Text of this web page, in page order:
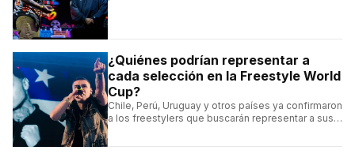
¿Quiénes podrían representar a
cada selección en la Freestyle World
Cup?
Chile, Perú, Uruguay y otros países ya confirmaron
a los freestylers que buscarán representar a sus